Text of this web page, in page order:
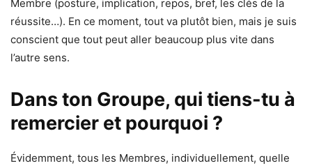
Membre (posture, implication, repos, bref, les clés de la
réussite…). En ce moment, tout va plutôt bien, mais je suis
conscient que tout peut aller beaucoup plus vite dans
l’autre sens.
Dans ton Groupe, qui tiens-tu à
remercier et pourquoi ?
Évidemment, tous les Membres, individuellement, quelle